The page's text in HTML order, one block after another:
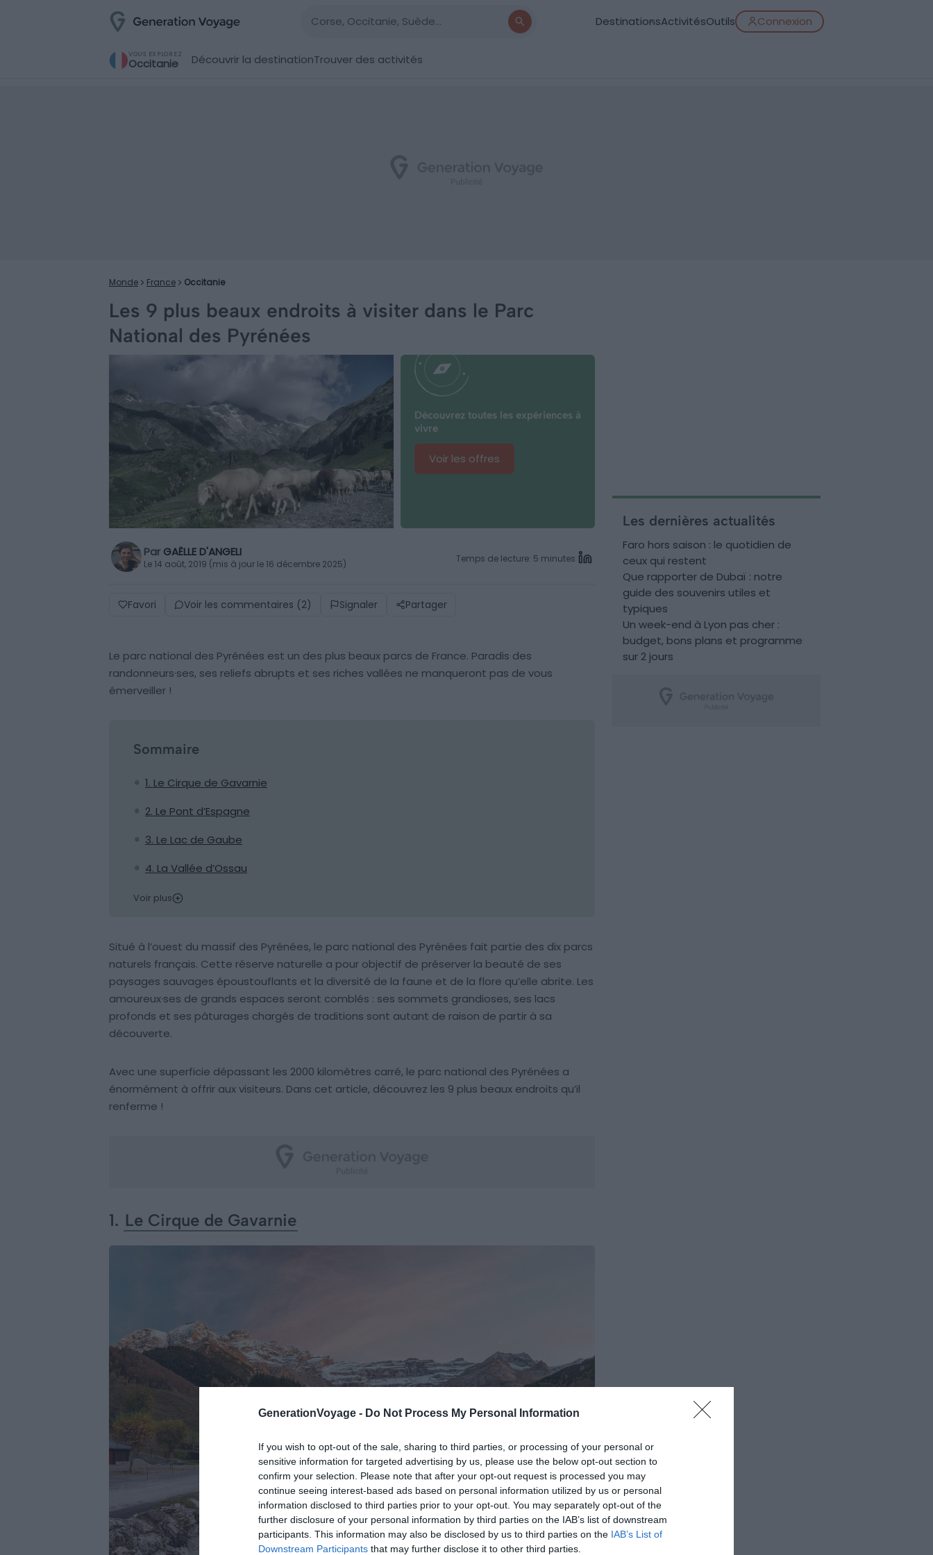
GenerationVoyage - Do Not Process My Personal Information
If you wish to opt-out of the sale, sharing to third parties, or processing of your personal or
sensitive information for targeted advertising by us, please use the below opt-out section to
confirm your selection. Please note that after your opt-out request is processed you may
continue seeing interest-based ads based on personal information utilized by us or personal
information disclosed to third parties prior to your opt-out. You may separately opt-out of the
further disclosure of your personal information by third parties on the IAB’s list of downstream
participants. This information may also be disclosed by us to third parties on the IAB’s List of
Downstream Participants that may further disclose it to other third parties.
DestinationsActivitésOutils Connexion
VOUS EXPLOREZ
Occitanie Découvrir la destinationTrouver des activités
Monde France Occitanie
Les 9 plus beaux endroits à visiter dans le Parc
National des Pyrénées
Découvrez toutes les expériences à
vivre
Voir les offres
Par GAËLLE D'ANGELI
Le 14 août, 2019 (mis à jour le 16 décembre 2025) Temps de lecture: 5 minutes
Favori Voir les commentaires (2) Signaler Partager
Le parc national des Pyrénées est un des plus beaux parcs de France. Paradis des
randonneurs·ses, ses reliefs abrupts et ses riches vallées ne manqueront pas de vous
émerveiller !
Sommaire
1. Le Cirque de Gavarnie
2. Le Pont d’Espagne
3. Le Lac de Gaube
4. La Vallée d’Ossau
Voir plus
Situé à l’ouest du massif des Pyrénées, le parc national des Pyrénées fait partie des dix parcs
naturels français. Cette réserve naturelle a pour objectif de préserver la beauté de ses
paysages sauvages époustouflants et la diversité de la faune et de la flore qu’elle abrite. Les
amoureux·ses de grands espaces seront comblés : ses sommets grandioses, ses lacs
profonds et ses pâturages chargés de traditions sont autant de raison de partir à sa
découverte.
Avec une superficie dépassant les 2000 kilomètres carré, le parc national des Pyrénées a
énormément à offrir aux visiteurs. Dans cet article, découvrez les 9 plus beaux endroits qu’il
renferme !
1. Le Cirque de Gavarnie
Les dernières actualités
Faro hors saison : le quotidien de
ceux qui restent
Que rapporter de Dubaï : notre
guide des souvenirs utiles et
typiques
Un week-end à Lyon pas cher :
budget, bons plans et programme
sur 2 jours